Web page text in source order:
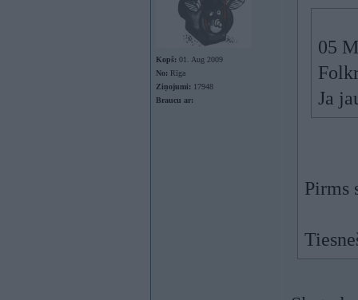
Kopš: 01. Aug 2009
No: Rīga
Ziņojumi: 17948
Braucu ar:
05
Ja
Pirms